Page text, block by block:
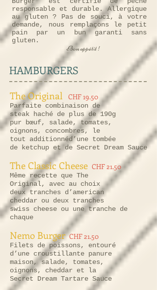
responsable et durable. Allergique
au gluten ? Pas de souci, à votre
demande, nous remplaçons le petit
pain par un bun garanti sans
gluten.
Bon appétit !
HAMBURGERS
The Original CHF 19.50
Parfaite combinaison de
steak haché de plus de 190g
pur bœuf, salade, tomates,
oignons, concombres, le
tout additionnéd’une tombée
de ketchup et de Secret Dream Sauce
The Classic Cheese CHF 21.50
Même recette que The
Original, avec au choix
deux tranches d’american
cheddar ou deux tranches
swiss cheese ou une tranche de
chaque
Nemo Burger CHF 21.50
Filets de poissons, entouré
d’une croustillante panure
maison, salade, tomates,
oignons, cheddar et la
Secret Dream Tartare Sauce